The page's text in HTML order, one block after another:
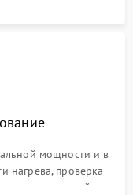
мощности и в
нагрева, проверка
заданной